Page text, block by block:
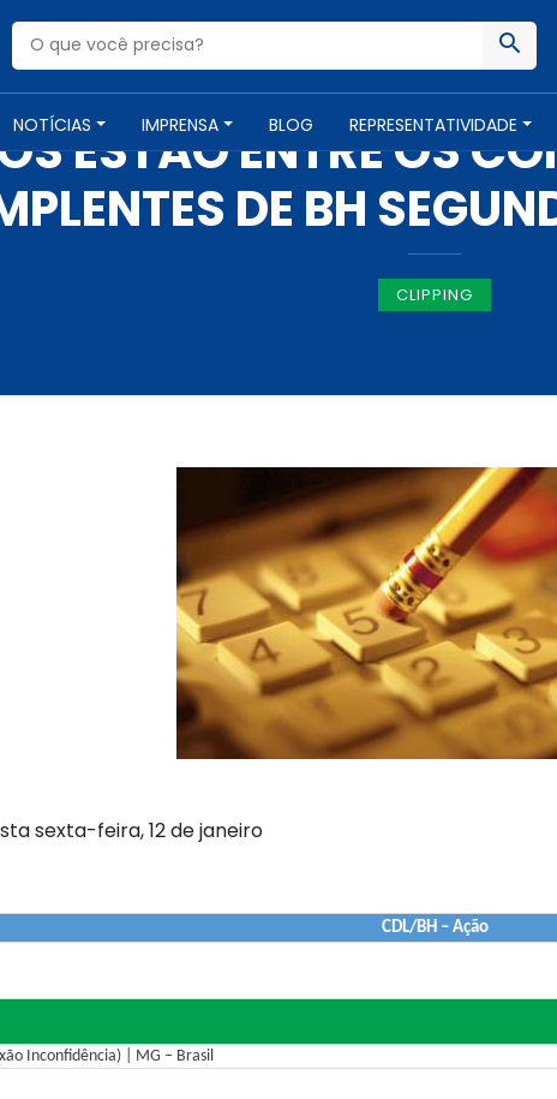
NOTÍCIAS IMPRENSA BLOG REPRESENTATIVIDADE
IMPRENSA -12 DE JANEIRO DE
ESTÃO ENTRE OS
DE BH
CLIPPING
sexta-feira, 12 de janeiro
CDL/BH – Ação
Inconfidência) | MG – Brasil